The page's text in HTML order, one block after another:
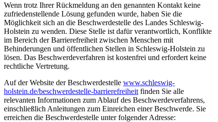
Wenn trotz Ihrer Rückmeldung an den genannten Kontakt keine
zufriedenstellende Lösung gefunden wurde, haben Sie die
Möglichkeit sich an die Beschwerdestelle des Landes Schleswig-
Holstein zu wenden. Diese Stelle ist dafür verantwortlich, Konflikte
im Bereich der Barrierefreiheit zwischen Menschen mit
Behinderungen und öffentlichen Stellen in Schleswig-Holstein zu
lösen. Das Beschwerdeverfahren ist kostenfrei und erfordert keine
rechtliche Vertretung.
Auf der Website der Beschwerdestelle www.schleswig-
holstein.de/beschwerdestelle-barrierefreiheit finden Sie alle
relevanten Informationen zum Ablauf des Beschwerdeverfahrens,
einschließlich Anleitungen zum Einreichen einer Beschwerde. Sie
erreichen die Beschwerdestelle unter folgender Adresse: